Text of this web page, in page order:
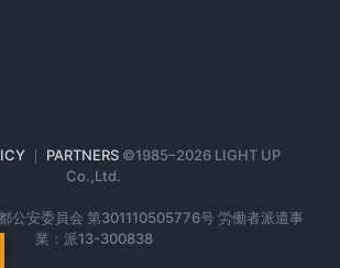
｜ PARTNERS ©1985–2026 LIGHT UP
Co.,Ltd.
公安委員会 第301110505776号 労働者派遣事
業：派13-300838